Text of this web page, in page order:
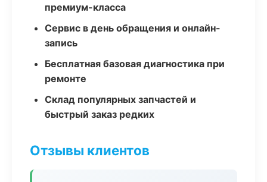
премиум-класса
Сервис в день обращения и онлайн-
запись
Бесплатная базовая диагностика при
ремонте
Склад популярных запчастей и
быстрый заказ редких
Отзывы клиентов